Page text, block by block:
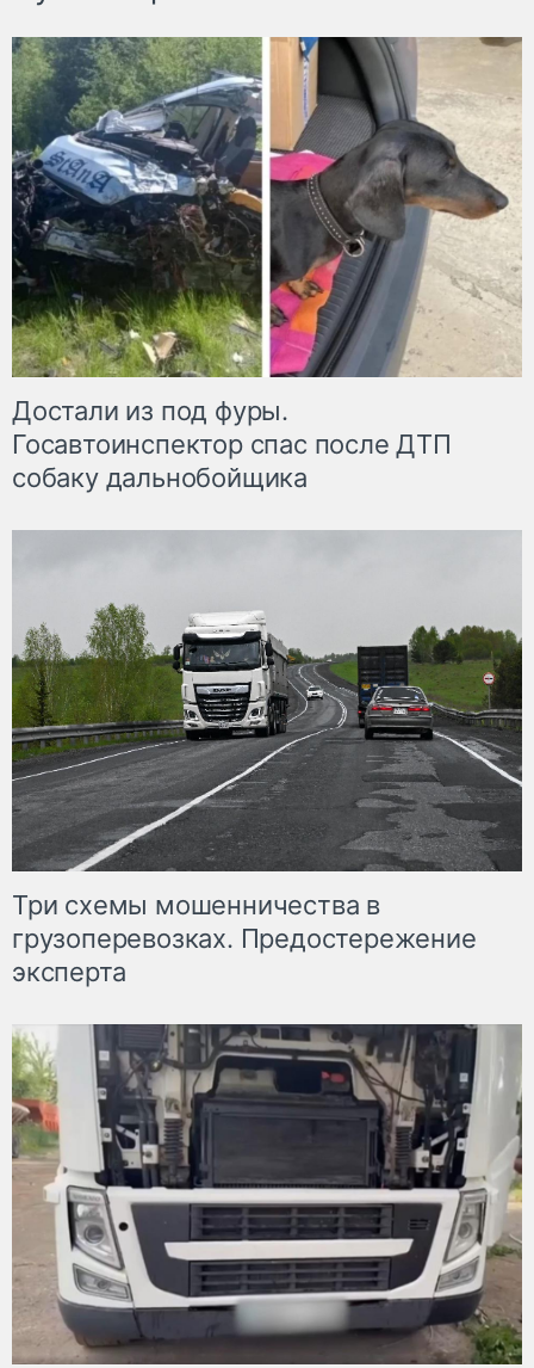
Достали из под фуры.
Госавтоинспектор спас после ДТП
собаку дальнобойщика
Три схемы мошенничества в
грузоперевозках. Предостережение
эксперта